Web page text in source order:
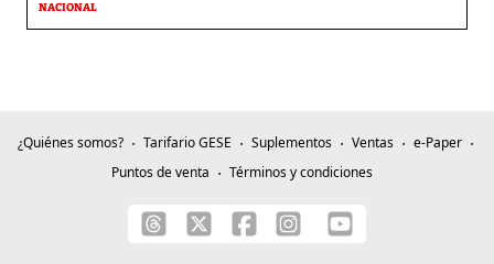
NACIONAL
¿Quiénes somos? Tarifario GESE Suplementos Ventas
e-Paper
Puntos de venta
Términos y condiciones